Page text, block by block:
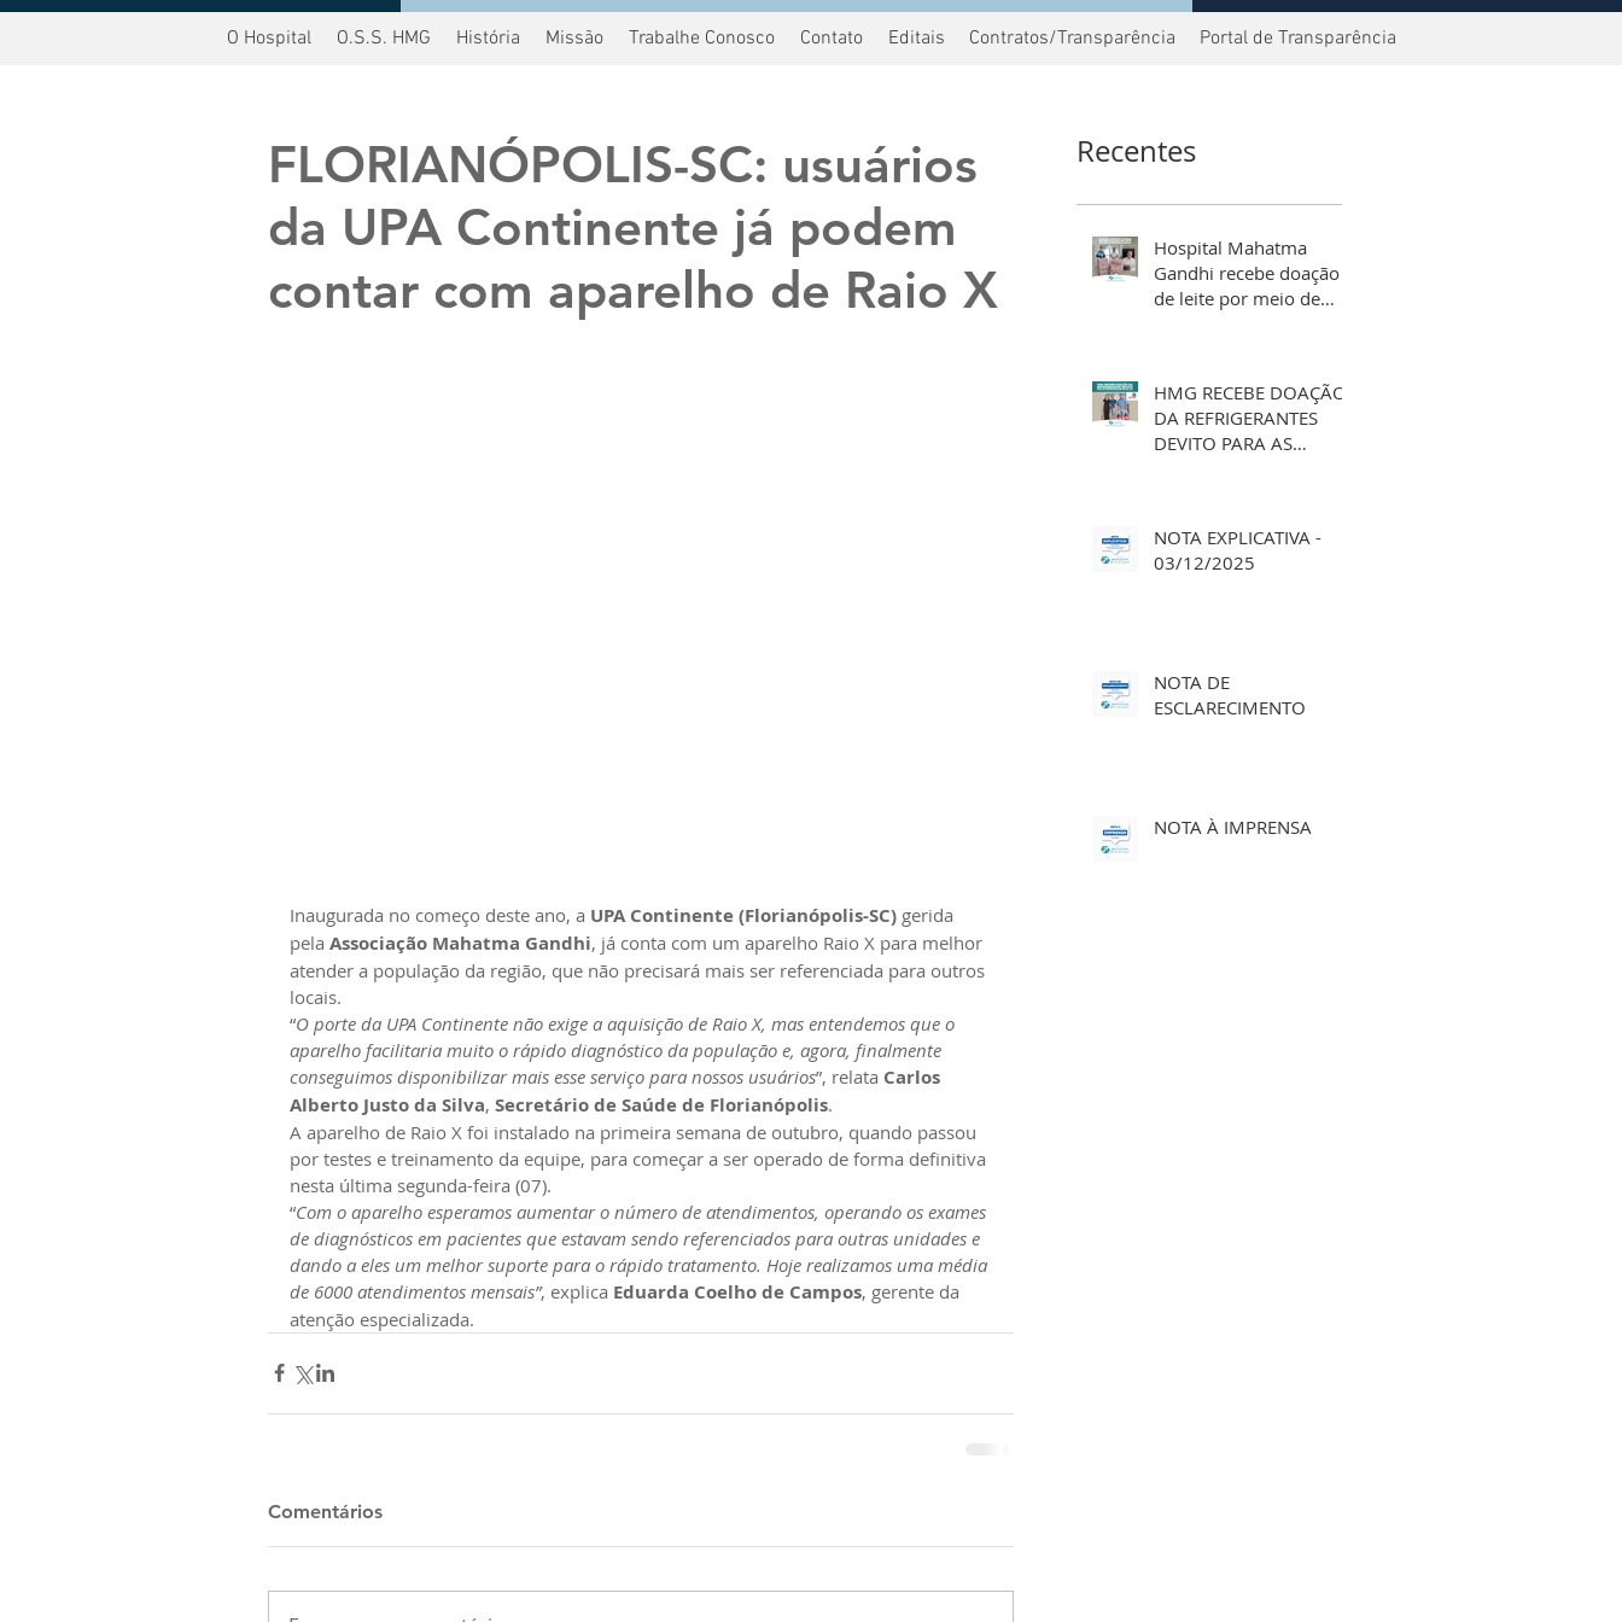
O Hospital O.S.S. HMG História Missão Trabalhe Conosco Contato Editais Contratos/Transparência Portal de Transparência
FLORIANÓPOLIS-SC: usuários
da UPA Continente já podem
contar com aparelho de Raio X
Inaugurada no começo deste ano, a UPA Continente (Florianópolis-SC) gerida
pela Associação Mahatma Gandhi, já conta com um aparelho Raio X para melhor
atender a população da região, que não precisará mais ser referenciada para outros
locais.
“O porte da UPA Continente não exige a aquisição de Raio X, mas entendemos que o
aparelho facilitaria muito o rápido diagnóstico da população e, agora, finalmente
conseguimos disponibilizar mais esse serviço para nossos usuários”, relata Carlos
Alberto Justo da Silva, Secretário de Saúde de Florianópolis.
A aparelho de Raio X foi instalado na primeira semana de outubro, quando passou
por testes e treinamento da equipe, para começar a ser operado de forma definitiva
nesta última segunda-feira (07).
“Com o aparelho esperamos aumentar o número de atendimentos, operando os exames
de diagnósticos em pacientes que estavam sendo referenciados para outras unidades e
dando a eles um melhor suporte para o rápido tratamento. Hoje realizamos uma média
de 6000 atendimentos mensais”, explica Eduarda Coelho de Campos, gerente da
atenção especializada.
Comentários
Recentes
Hospital Mahatma
Gandhi recebe doação
de leite por meio de
HMG RECEBE DOAÇÃO
DA REFRIGERANTES
DEVITO PARA AS
NOTA EXPLICATIVA -
03/12/2025
NOTA DE
ESCLARECIMENTO
NOTA À IMPRENSA